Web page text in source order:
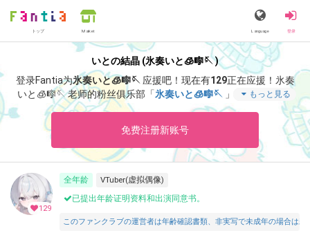
トップ Market Language 登录
いとの結晶 (氷奏いと🧊🎼🪡 )
登录Fantia为氷奏いと🧊🎼🪡 应援吧！ 现在有129正在应援！ 氷奏
いと🧊🎼🪡 老师的粉丝俱乐部「氷奏いと🧊🎼🪡 」里，能够阅览
「いとだより🪡‎🤍7月終わりに告知」等特别内容。
もっと見る
免费注册新账号
129
全年龄
VTuber(虚拟偶像)
已提出年龄证明资料和出演同意书。
このファンクラブの運営者は年齢確認書類、非実写で未成年の場合は